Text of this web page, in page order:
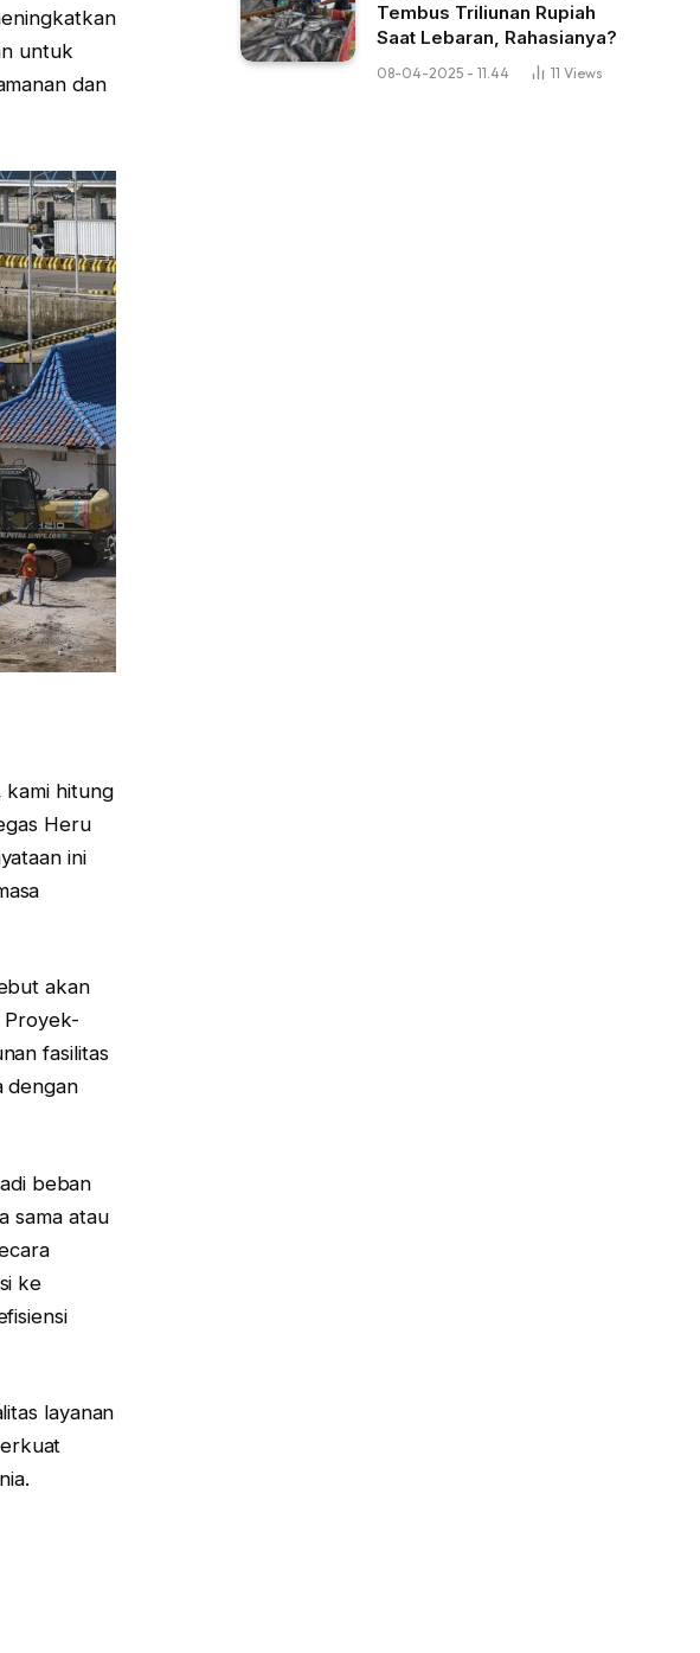
untuk
dan
kami hitung
Heru
ini
akan
Proyek-
fasilitas
dengan
beban
sama atau
ke
layanan
Tembus Triliunan Rupiah
Saat Lebaran, Rahasianya?
08-04-2025 - 11.44 11 Views